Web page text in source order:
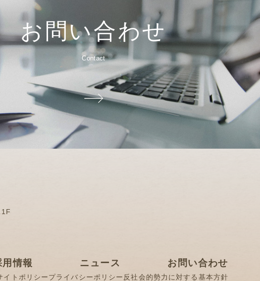
お問い合わせ
Contact
用情報 ニュース お問い合わせ
イトポリシープライバシーポリシー反社会的勢力に対する基本方針